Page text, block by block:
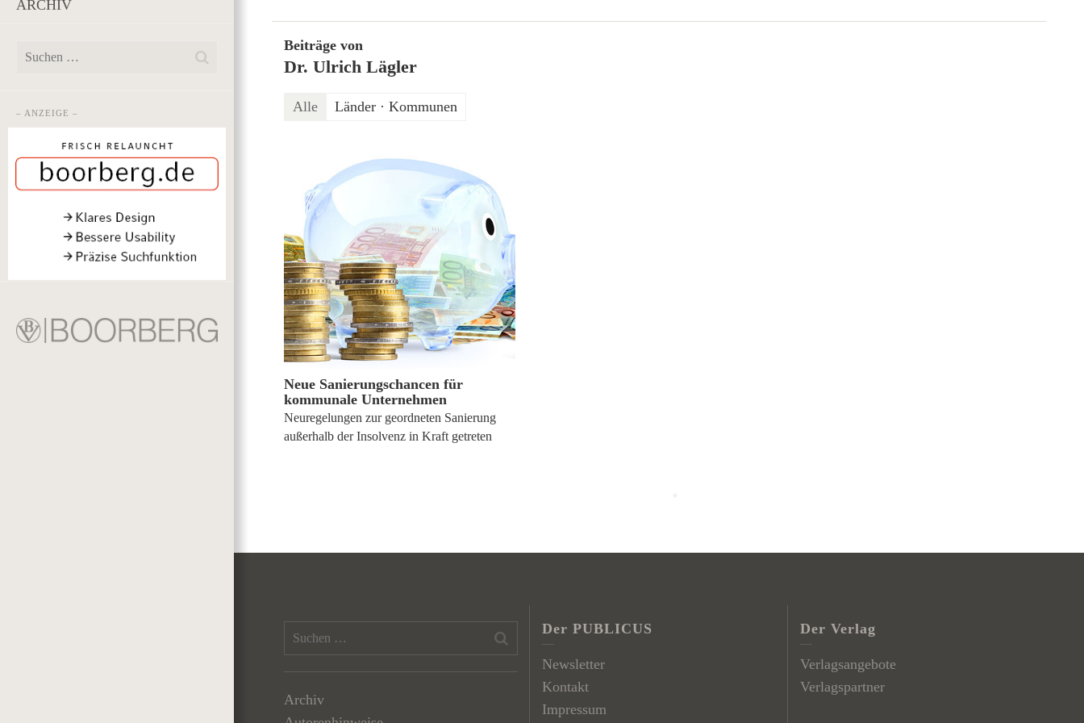
ARCHIV
– ANZEIGE –
Beiträge von
Dr. Ulrich Lägler
Alle Länder · Kommunen
2. März 2021
Neue Sanierungschancen für
kommunale Unternehmen
Neuregelungen zur geordneten Sanierung
außerhalb der Insolvenz in Kraft getreten
Archiv
Der PUBLICUS
Newsletter
Kontakt
Impressum
Der Verlag
Verlagsangebote
Verlagspartner